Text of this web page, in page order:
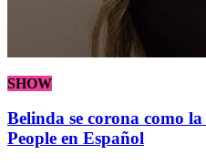
SHOW
Belinda se corona como
People en Español